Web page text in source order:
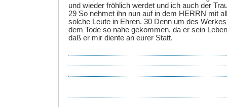
und wieder fröhlich werdet und ich auch der
29 So nehmet ihn nun auf in dem HERRN mit
solche Leute in Ehren. 30 Denn um des
dem Tode so nahe gekommen, da er sein
daß er mir diente an eurer Statt.